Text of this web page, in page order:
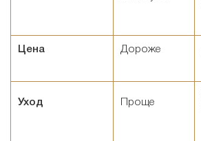
Цена Дороже
Уход Проще